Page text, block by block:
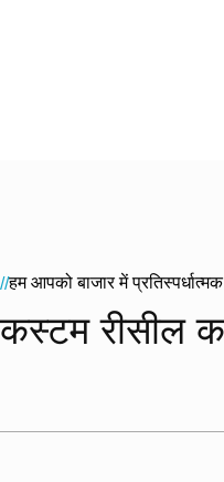
//हम आपको बाजार में
कस्टम रीसील